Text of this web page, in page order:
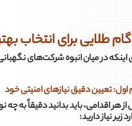
گام طلایی برای انتخاب
اینکه در میان انبوه شرکت‌های
اول: تعیین دقیق نیازهای امنیتی خود
از هر اقدامی، باید بدانید دقیقاً
زیر نیاز دارید: